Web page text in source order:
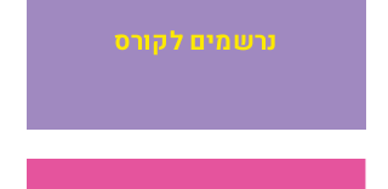
נרשמים לקורס